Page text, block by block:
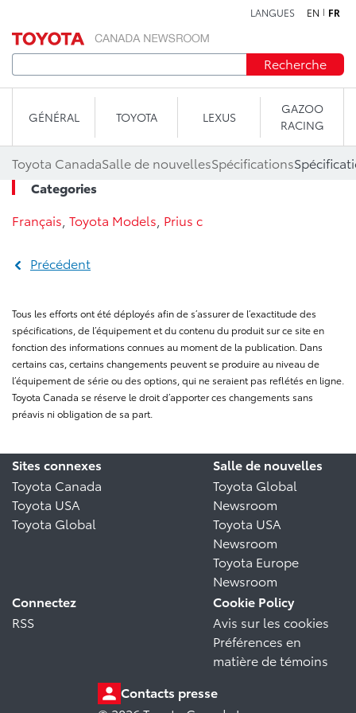
LANGUES EN FR
Recherche
GÉNÉRAL TOYOTA LEXUS
GAZOO
RACING
Toyota CanadaSalle de nouvellesSpécifications
Categories
Français Toyota Models Prius c
Précédent
Tous les efforts ont été déployés afin de s’assurer de l’exactitude des
spécifications, de l’équipement et du contenu du produit sur ce site en
fonction des informations connues au moment de la publication. Dans
certains cas, certains changements peuvent se produire au niveau de
l’équipement de série ou des options, qui ne seraient pas reflétés en ligne.
Toyota Canada se réserve le droit d’apporter ces changements sans
préavis ni obligation de sa part.
Sites connexes
Toyota Canada
Toyota USA
Toyota Global
Salle de nouvelles
Toyota Global
Newsroom
Toyota USA
Newsroom
Toyota Europe
Newsroom
Connectez
RSS
Cookie Policy
Avis sur les cookies
Préférences en
matière de témoins
Contacts presse